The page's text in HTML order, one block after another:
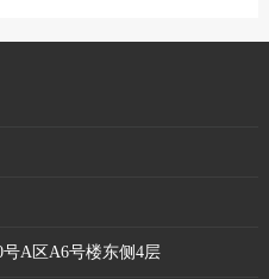
A区A6号楼东侧4层